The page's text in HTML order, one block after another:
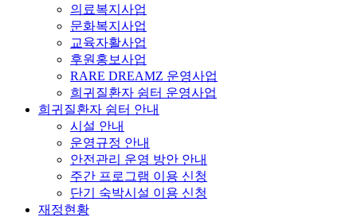
의료복지사업
문화복지사업
교육자활사업
후원홍보사업
RARE DREAMZ 운영사업
희귀질환자 쉼터 운영사업
희귀질환자 쉼터 안내
시설 안내
운영규정 안내
안전관리 운영 방안 안내
주간 프로그램 이용 신청
단기 숙박시설 이용 신청
재정현황